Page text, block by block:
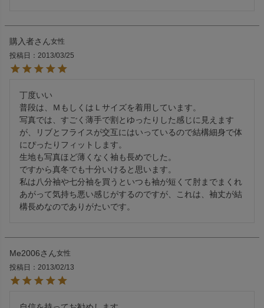
購入者
女性
投稿日
2013/03/25
丁度いい
普段は、ＭもしくはＬサイズを着用しています。
写真では、すごく薄手で割とゆったりした感じに見えます
が、リブとフライスが交互にはいっているので結構細身で体
にぴったりフィットします。
生地も写真ほど薄くなく袖も長めでした。
ですから真冬でも十分いけると思います。
私は八分袖や七分袖を買うといつも袖が短くて肘までまくれ
あがって気持ち悪い感じがするのですが、これは、袖丈が結
構長めなのでありがたいです。
Me2006
女性
投稿日
2013/02/13